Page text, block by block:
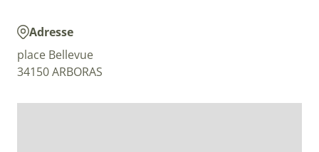
Adresse
place Bellevue
34150 ARBORAS